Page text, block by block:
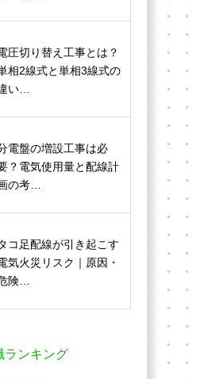
圧切り替え工事とは？
相2線式と単相3線式の
い…
電盤の増設工事は必
？電気使用量と配線計
の考…
コ足配線が引き起こす
気火災リスク｜原因・
険…
ランキング